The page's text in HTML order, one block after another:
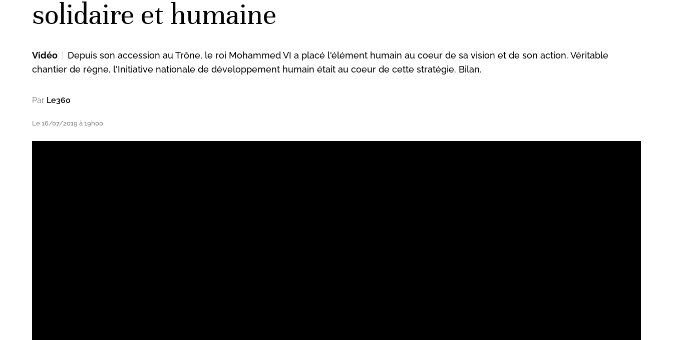
solidaire et humaine
Vidéo
Depuis son accession au Trône, le roi Mohammed VI a placé l'élément humain au coeur de sa vision et de son action. Véritable
chantier de règne, l'Initiative nationale de développement humain était au coeur de cette stratégie. Bilan.
Par Le360
Le 16/07/2019 à 19h00